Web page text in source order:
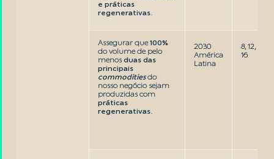
e práticas
regenerativas.
Assegurar que 100%
do volume de pelo
menos duas das
principais
commoditiesdo
nosso negócio sejam
produzidas com
práticas
regenerativas.
2030
América
Latina
8, 12,
16